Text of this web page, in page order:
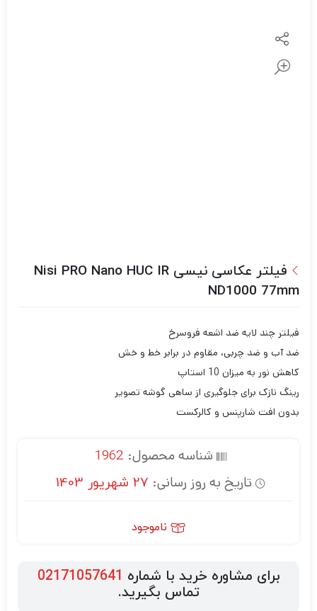
فیلتر عکاسی نیسی Nisi PRO Nano HUC IR
ND1000 77mm
فیلتر چند لایه ضد اشعه فروسرخ
ضد آب و ضد چربی، مقاوم در برابر خط و خش
کاهش نور به میزان 10 استاپ
رینگ نازک برای جلوگیری از ساهی گوشه تصویر
بدون افت شارپنس و کالرکست
شناسه محصول: 1962
تاریخ به روز رسانی: 27 شهریور 1403
ناموجود
برای مشاوره خرید با شماره 02171057641
تماس بگیرید.